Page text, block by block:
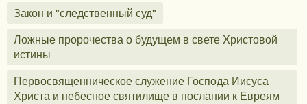
Закон и "следственный суд"
Ложные пророчества о будущем в свете Христовой
истины
Первосвященническое служение Господа Иисуса
Христа и небесное святилище в послании к Евреям